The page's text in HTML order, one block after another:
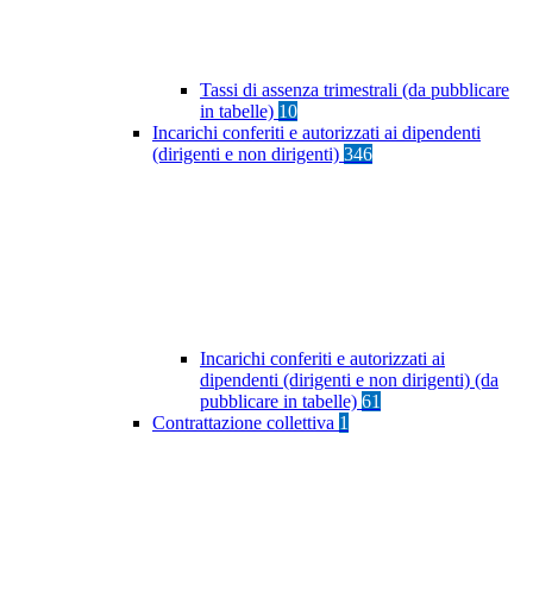
Tassi di assenza trimestrali (da pubblicare
in tabelle) 10
Incarichi conferiti e autorizzati ai dipendenti
(dirigenti e non dirigenti) 346
Incarichi conferiti e autorizzati ai
dipendenti (dirigenti e non dirigenti) (da
pubblicare in tabelle) 61
Contrattazione collettiva 1